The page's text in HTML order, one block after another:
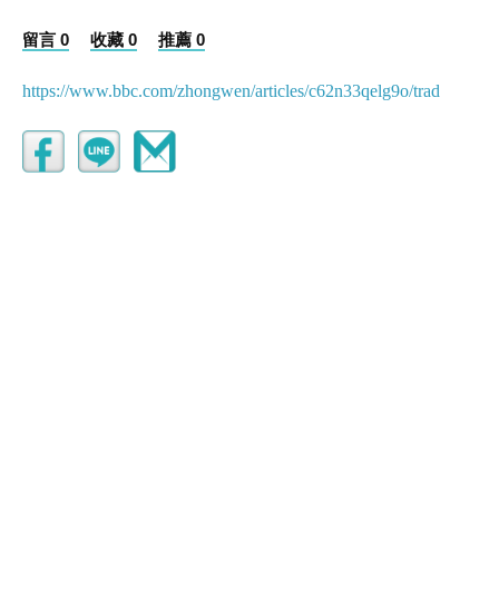
留言 0 收藏 0 推薦 0
https://www.bbc.com/zhongwen/articles/c62n33qelg9o/trad